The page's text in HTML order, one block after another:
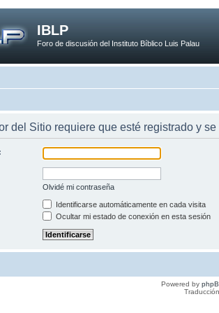
IBLP
Foro de discusión del Instituto Bíblico Luis Palau
del Sitio requiere que esté registrado y
Olvidé mi contraseña
Identificarse automáticamente en cada visita
Ocultar mi estado de conexión en esta sesión
Powered by